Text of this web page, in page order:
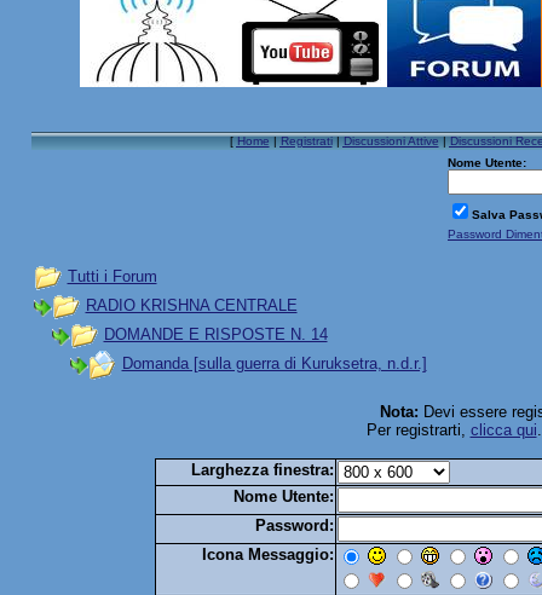
[Home|Registrati|Discussioni Attive|Discussioni
Nome Utente:
Salva
Password
Tutti i Forum
RADIO KRISHNA CENTRALE
DOMANDE E RISPOSTE N. 14
Domanda [sulla guerra di Kuruksetra, n.d.r.]
Nota: Devi essere
Per registrarti, clicca qui
Larghezza finestra:
Nome Utente:
Password:
Icona Messaggio: